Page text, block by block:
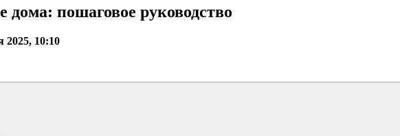
пошаговое руководство
2025, 10:10